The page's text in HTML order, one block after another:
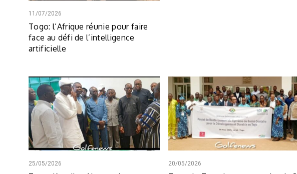
11/07/2026
Togo: l’Afrique réunie pour faire
face au défi de l’intelligence
artificielle
25/05/2026 20/05/2026